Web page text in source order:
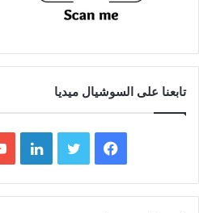
تابعنا على السوشيال ميديا
فيسبوك تويتر